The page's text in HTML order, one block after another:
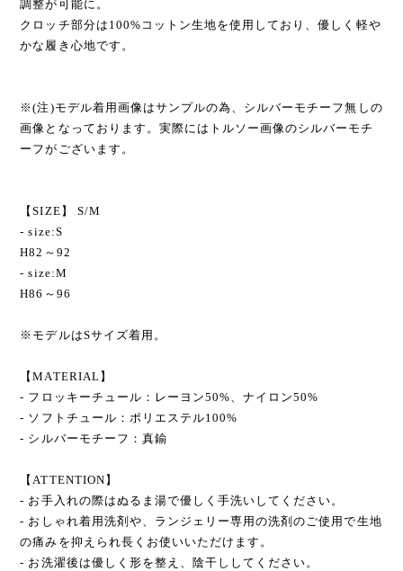
調整が可能に。
クロッチ部分は100%コットン生地を使用しており、優しく軽や
かな履き心地です。
※(注)モデル着用画像はサンプルの為、シルバーモチーフ無しの
画像となっております。実際にはトルソー画像のシルバーモチ
ーフがございます。
【SIZE】 S/M
- size:S
H82～92
- size:M
H86～96
※モデルはSサイズ着用。
【MATERIAL】
- フロッキーチュール：レーヨン50%、ナイロン50%
- ソフトチュール：ポリエステル100%
- シルバーモチーフ：真鍮
【ATTENTION】
- お手入れの際はぬるま湯で優しく手洗いしてください。
- おしゃれ着用洗剤や、ランジェリー専用の洗剤のご使用で生地
の痛みを抑えられ長くお使いいただけます。
- お洗濯後は優しく形を整え、陰干ししてください。